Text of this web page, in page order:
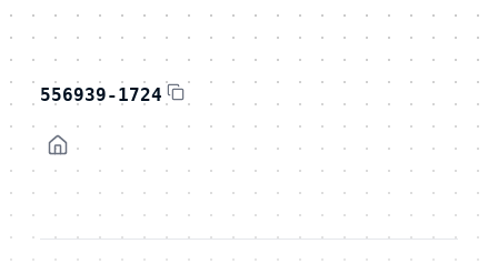
556939-1724